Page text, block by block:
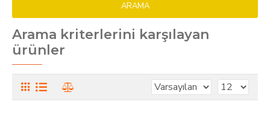
ARAMA
Arama kriterlerini karşılayan
ürünler